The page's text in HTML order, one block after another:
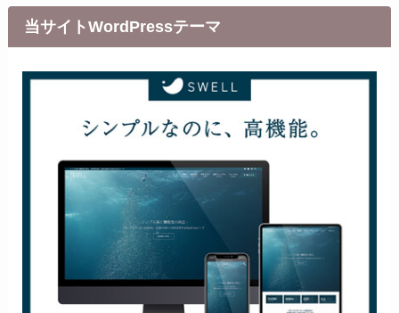
当サイトWordPressテーマ